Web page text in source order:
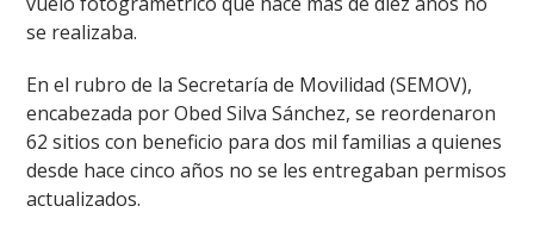
se realizaba.
En el rubro de la Secretaría de Movilidad (SEMOV),
encabezada por Obed Silva Sánchez, se reordenaron
62 sitios con beneficio para dos mil familias a quienes
desde hace cinco años no se les entregaban permisos
actualizados.